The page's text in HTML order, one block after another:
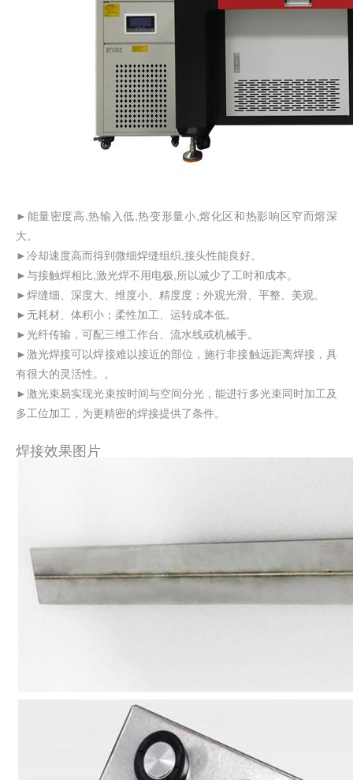
►能量密度高,热输入低,热变形量小,熔化区和热影响区窄而熔深
大。
►冷却速度高而得到微细焊缝组织,接头性能良好。
►与接触焊相比,激光焊不用电极,所以减少了工时和成本。
►焊缝细、深度大、维度小、精度度；外观光滑、平整、美观。
►无耗材、体积小；柔性加工、运转成本低。
►光纤传输，可配三维工作台、流水线或机械手。
►激光焊接可以焊接难以接近的部位，施行非接触远距离焊接，具
有很大的灵活性。。
►激光束易实现光束按时间与空间分光，能进行多光束同时加工及
多工位加工，为更精密的焊接提供了条件。
焊接效果图片